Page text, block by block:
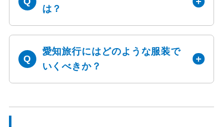
は？
愛知旅行にはどのような服装で
いくべきか？